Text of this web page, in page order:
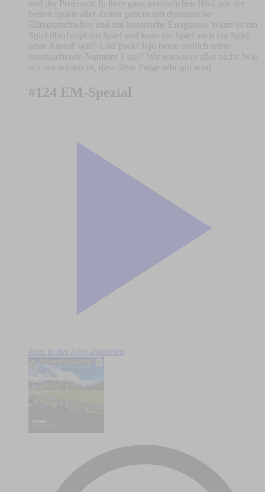
und der Professor. In ihrer ganz persönlichen Hit-Liste der
besten Spiele aller Zeiten geht es um dramatische
Elfmeterschießen und um historische Ereignisse. Wann ist ein
Spiel überhaupt ein Spiel und kann ein Spiel auch ein Spiel
ohne Anstoß sein? Und packt Jojo heute endlich seine
überraschende Nummer 1 aus? Wir wissen es alles nicht. Was
wir nur wissen ist, dass diese Folge sehr gut wird
#124 EM-Spezial
Jetzt in der App abspielen